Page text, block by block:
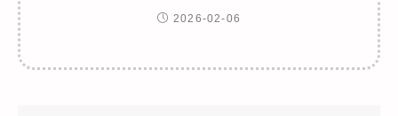
2026-02-06